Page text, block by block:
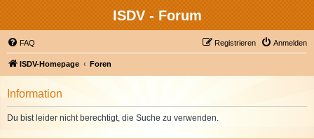
ISDV - Forum
FAQ Anmelden
Registrieren
ISDV-Homepage Foren
Information
Du bist leider nicht berechtigt, die Suche zu verwenden.